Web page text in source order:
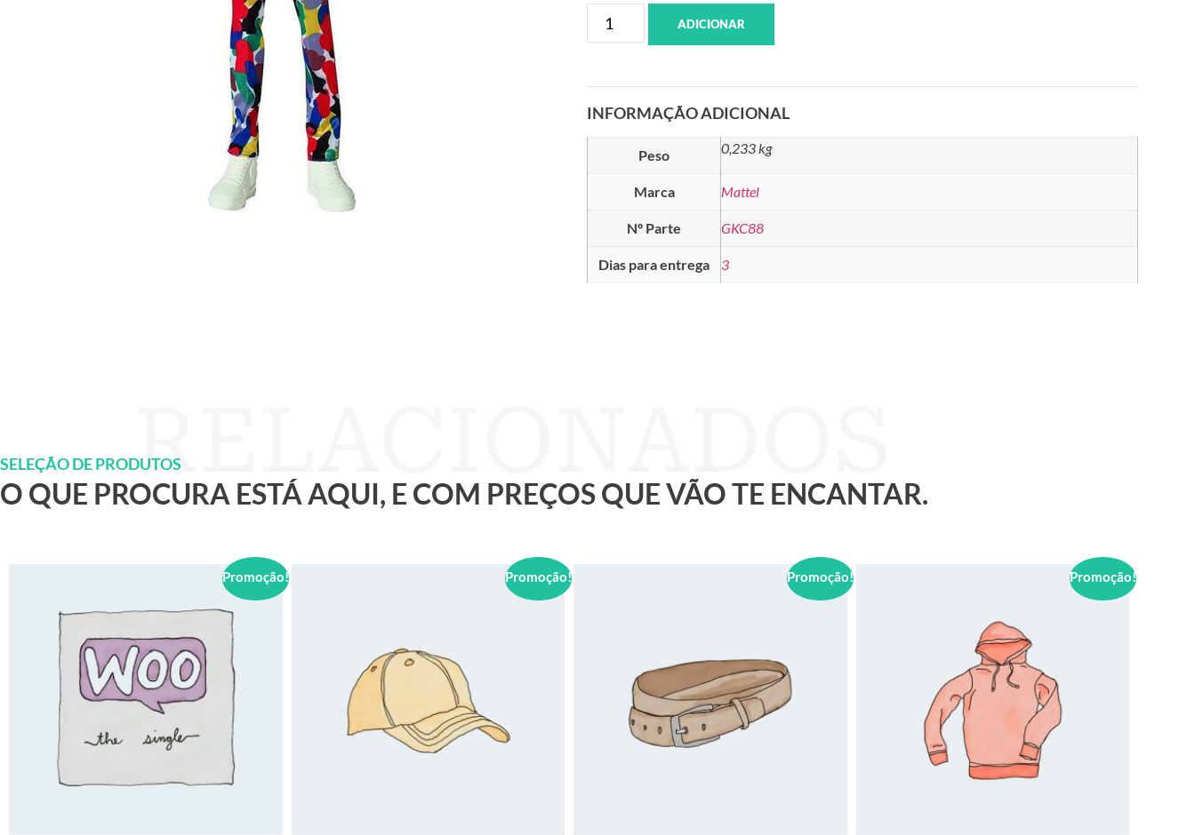
ADICIONAR
INFORMAÇÃO ADICIONAL
Peso 0,233 kg
Marca Mattel
Nº Parte GKC88
Dias para entrega 3
SELEÇÃO DE PRODUTOS
O QUE PROCURA ESTÁ AQUI, E COM PREÇOS QUE VÃO TE ENCANTAR.
Promoção! Promoção! Promoção! Promoção!